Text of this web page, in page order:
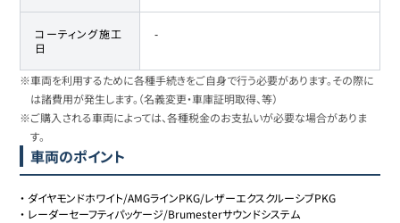
コーティング施工
日
-
※車両を利用するために各種手続きをご自身で行う必要があります。その際に
は諸費用が発生します。（名義変更・車庫証明取得、等）
※ご購入される車両によっては、各種税金のお支払いが必要な場合がありま
す。
車両のポイント
・ ダイヤモンドホワイト/AMGラインPKG/レザーエクスクルーシブPKG
・ レーダーセーフティパッケージ/Brumesterサウンドシステム